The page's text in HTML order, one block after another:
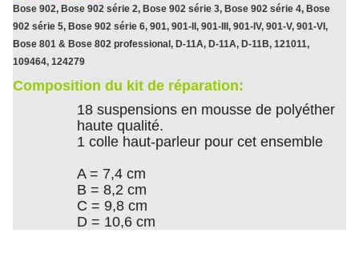
Bose 902, Bose 902 série 2, Bose 902 série 3, Bose 902 série 4, Bose
902 série 5, Bose 902 série 6, 901, 901-II, 901-III, 901-IV, 901-V, 901-VI,
Bose 801 & Bose 802 professional, D-11A, D-11A, D-11B, 121011,
109464, 124279
Composition du kit de réparation:
18 suspensions en mousse de polyéther
haute qualité.
1 colle haut-parleur pour cet ensemble
A = 7,4 cm
B = 8,2 cm
C = 9,8 cm
D = 10,6 cm